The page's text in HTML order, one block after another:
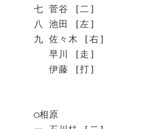
七 菅谷 [二]
八 池田 [左]
九 佐々木 [右]
早川 [走]
伊藤 [打]
◯相原